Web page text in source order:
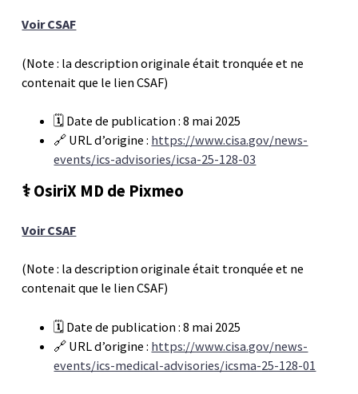
Voir CSAF
(Note : la description originale était tronquée et ne
contenait que le lien CSAF)
🗓️ Date de publication : 8 mai 2025
🔗 URL d’origine : https://www.cisa.gov/news-
events/ics-advisories/icsa-25-128-03
⚕️ OsiriX MD de Pixmeo
Voir CSAF
(Note : la description originale était tronquée et ne
contenait que le lien CSAF)
🗓️ Date de publication : 8 mai 2025
🔗 URL d’origine : https://www.cisa.gov/news-
events/ics-medical-advisories/icsma-25-128-01